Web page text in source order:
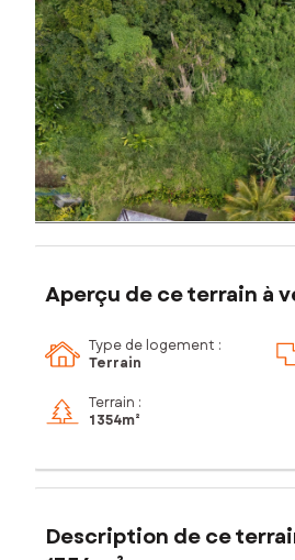
Aperçu de ce terrain à
Type de logement :
Terrain
Terrain :
1 354m²
Description de ce